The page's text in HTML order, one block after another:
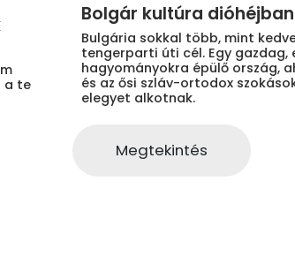
a te
Bolgár kultúra dióhéjban
Bulgária sokkal több, mint
tengerparti úti cél. Egy gazdag,
hagyományokra épülő ország,
és az ősi szláv-ortodox
elegyet alkotnak.
Megtekintés